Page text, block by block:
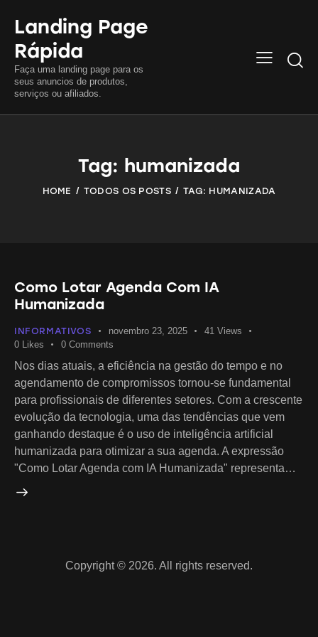
Landing Page
Rápida
Faça uma landing page para os
seus anuncios de produtos,
serviços ou afiliados.
Tag: humanizada
HOME TODOS OS POSTS TAG: HUMANIZADA
Como Lotar Agenda Com IA
Humanizada
INFORMATIVOS novembro 23, 2025 41 Views
0
Likes 0 Comments
Nos dias atuais, a eficiência na gestão do tempo e no
agendamento de compromissos tornou-se fundamental
para profissionais de diferentes setores. Com a crescente
evolução da tecnologia, uma das tendências que vem
ganhando destaque é o uso de inteligência artificial
humanizada para otimizar a sua agenda. A expressão
"Como Lotar Agenda com IA Humanizada" representa…
Copyright © 2026. All rights reserved.